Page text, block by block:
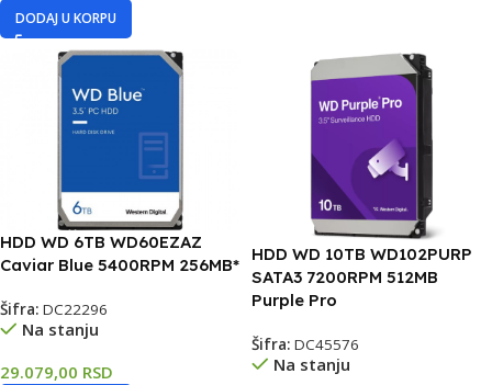
DODAJ U KORPU
HDD WD 6TB WD60EZAZ
Caviar Blue 5400RPM 256MB*
Šifra: DC22296
Na stanju
29.079,00 RSD
HDD WD 10TB WD102PURP
SATA3 7200RPM 512MB
Purple Pro
Šifra: DC45576
Na stanju